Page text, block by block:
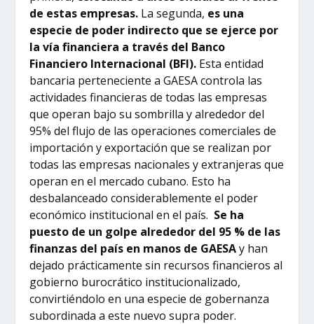
de estas empresas. La segunda, es una
especie de poder indirecto que se ejerce por
la vía financiera a través del Banco
Financiero Internacional (BFI). Esta entidad
bancaria perteneciente a GAESA controla las
actividades financieras de todas las empresas
que operan bajo su sombrilla y alrededor del
95% del flujo de las operaciones comerciales de
importación y exportación que se realizan por
todas las empresas nacionales y extranjeras que
operan en el mercado cubano. Esto ha
desbalanceado considerablemente el poder
económico institucional en el país. Se ha
puesto de un golpe alrededor del 95 % de las
finanzas del país en manos de GAESAy han
dejado prácticamente sin recursos financieros al
gobierno burocrático institucionalizado,
convirtiéndolo en una especie de gobernanza
subordinada a este nuevo supra poder.